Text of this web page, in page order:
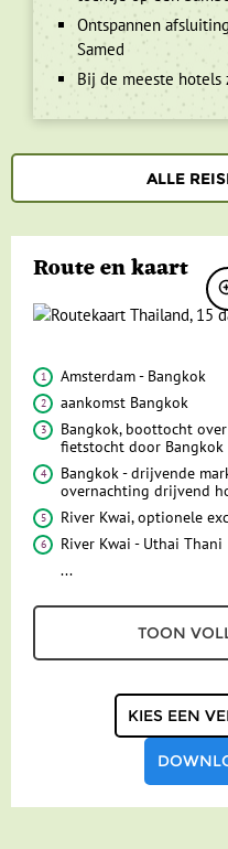
Ontspannen
Samed
Bij de meeste
ALLE
Bij de
Route en kaart
Amsterdam - Bangkok
aankomst Bangkok
Bangkok, boottocht
fietstocht door Bangkok
Bangkok - drijvende
overnachting drijvend
River Kwai, optionele
River Kwai - Uthai Thani
...
TOON
vertrekdatum